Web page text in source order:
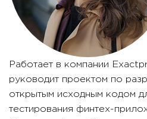
Работает в компании
руководит проектом по
открытым исходным кодом
тестирования финтех-